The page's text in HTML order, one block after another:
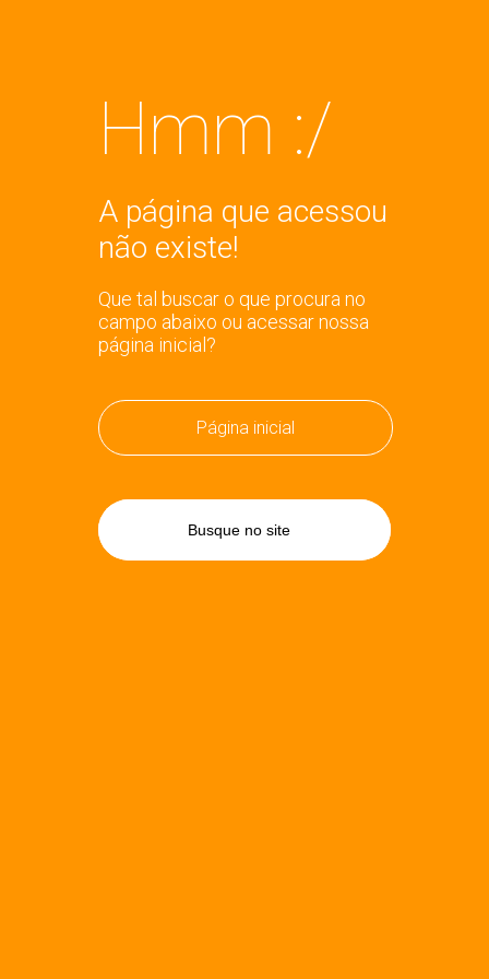
Hmm :/
A página que acessou
não existe!
Que tal buscar o que procura no
campo abaixo ou acessar nossa
página inicial?
Página inicial